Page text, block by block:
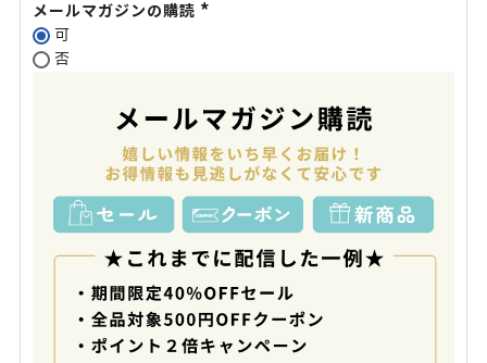
メールマガジンの購読
可
否